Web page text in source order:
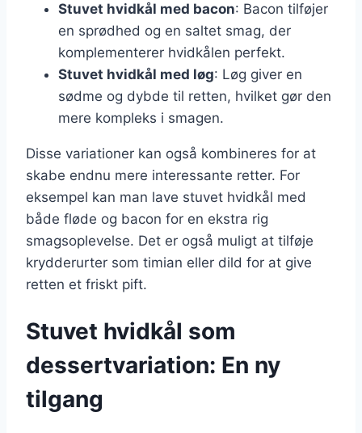
Stuvet hvidkål med bacon: Bacon tilføjer
en sprødhed og en saltet smag, der
komplementerer hvidkålen perfekt.
Stuvet hvidkål med løg: Løg giver en
sødme og dybde til retten, hvilket gør den
mere kompleks i smagen.
Disse variationer kan også kombineres for at
skabe endnu mere interessante retter. For
eksempel kan man lave stuvet hvidkål med
både fløde og bacon for en ekstra rig
smagsoplevelse. Det er også muligt at tilføje
krydderurter som timian eller dild for at give
retten et friskt pift.
Stuvet hvidkål som
dessertvariation: En ny
tilgang